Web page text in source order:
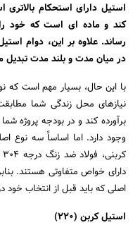
استیل دارای استحکام
کند و ماده ای است که خود را
رساند. علاوه بر این، دوام
در میان مدت و بلند مدت تبدیل
با این حال، بسیار مهم است که
نیازهای محل زندگی شما
برآورده کند و در بودجه پروژه
وجود دارد. اما اساساً سه نوع
دارای خواص متفاوتی هستند.
اصلی که باید قبل از انتخاب خود
استیل کربن (220)